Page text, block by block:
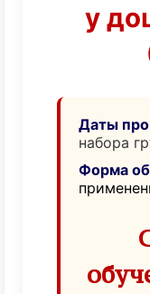
у
Даты
набора
Форма